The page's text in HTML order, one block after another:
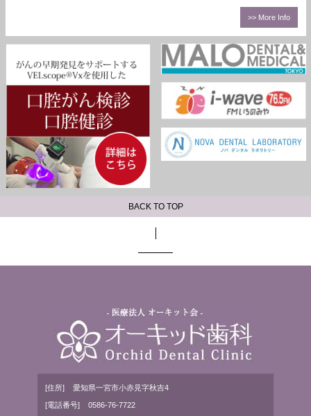
>> More Info
BACK TO TOP
[住所] 愛知県一宮市小赤見字秋吉4
[電話番号] 0586-76-7722